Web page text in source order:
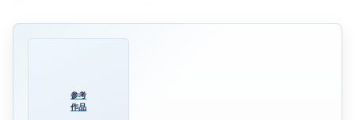
参考
作品